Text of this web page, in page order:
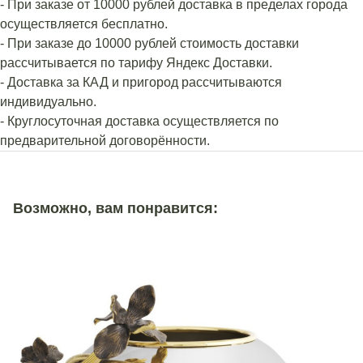
- При заказе от 10000 рублей доставка в пределах города
осуществляется бесплатно.
- При заказе до 10000 рублей стоимость доставки
рассчитывается по тарифу Яндекс Доставки.
- Доставка за КАД и пригород рассчитываются
индивидуально.
- Круглосуточная доставка осуществляется по
предварительной договорённости.
Возможно, вам понравится: